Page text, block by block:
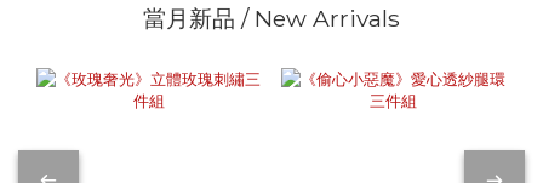
當月新品 / New Arrivals